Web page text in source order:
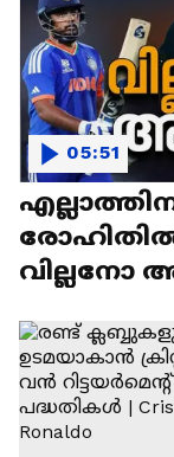
വില്ലനോ
05:51